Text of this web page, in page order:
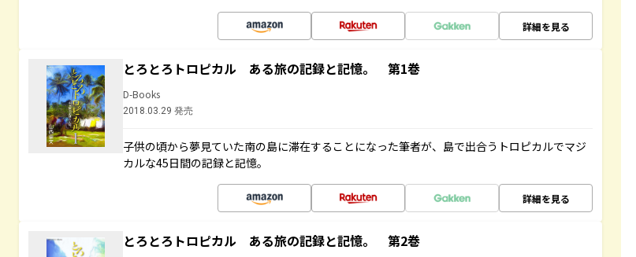
詳細を見る
とろとろトロピカル ある旅の記録と記憶。 第1巻
D-Books
2018.03.29 発売
子供の頃から夢見ていた南の島に滞在することになった筆者が、島で出合うトロピカルでマジ
カルな45日間の記録と記憶。
詳細を見る
とろとろトロピカル ある旅の記録と記憶。 第2巻